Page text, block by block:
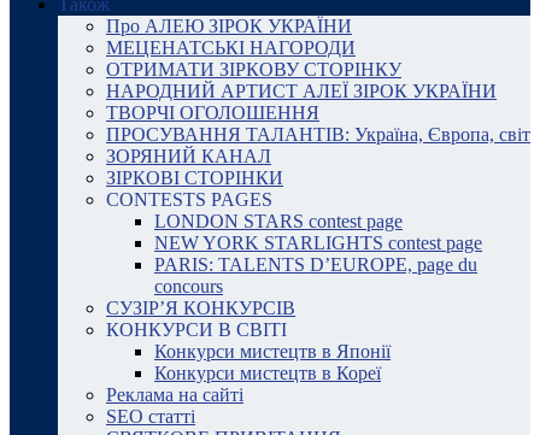
Також
Про АЛЕЮ ЗІРОК УКРАЇНИ
МЕЦЕНАТСЬКІ НАГОРОДИ
ОТРИМАТИ ЗІРКОВУ СТОРІНКУ
НАРОДНИЙ АРТИСТ АЛЕЇ ЗІРОК УКРАЇНИ
ТВОРЧІ ОГОЛОШЕННЯ
ПРОСУВАННЯ ТАЛАНТІВ: Україна, Європа, світ
ЗОРЯНИЙ КАНАЛ
ЗІРКОВІ СТОРІНКИ
CONTESTS PAGES
LONDON STARS contest page
NEW YORK STARLIGHTS contest page
PARIS: TALENTS D’EUROPE, page du
concours
СУЗІР’Я КОНКУРСІВ
КОНКУРСИ В СВІТІ
Конкурси мистецтв в Японії
Конкурси мистецтв в Кореї
Реклама на сайті
SEO статті